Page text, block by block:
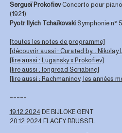
Sergueï ProkofievConcerto pour
(1921)
Pyotr Ilyich TchaïkovskiSymphonie n°
[toutes les notes de programme]
[découvrir aussi : Curated by... Nikolay
[lire aussi : Lugansky x Prokofiev]
[lire aussi : longread Scriabine]
[lire aussi : Rachmaninov, les années
-----
19.12.2024DE BIJLOKE GENT
20.12.2024FLAGEY BRUSSEL